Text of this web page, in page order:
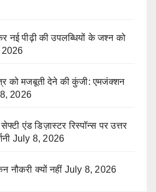
नई पीढ़ी की उपलब्धियों के जश्न को
को मजबूती देने की कुंजी: एमजंक्शन
2026
एंड डिज़ास्टर रिस्पॉन्स पर उत्तर
July 8, 2026
नौकरी क्यों नहीं July 8, 2026